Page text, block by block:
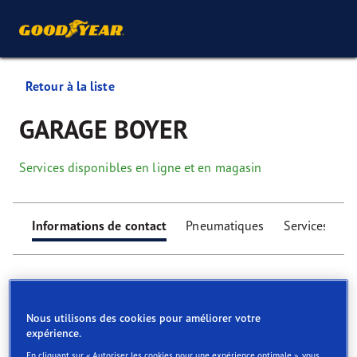
Retour à la liste
GARAGE BOYER
Services disponibles en ligne et en magasin
Informations de contact Pneumatiques Services
Find your tyres
Nous utilisons des cookies pour améliorer votre
expérience.